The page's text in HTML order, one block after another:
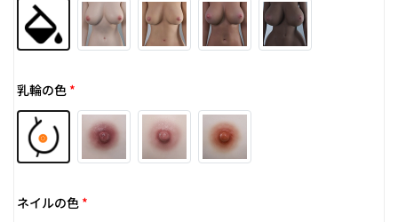
乳輪の色 *
ネイルの色 *